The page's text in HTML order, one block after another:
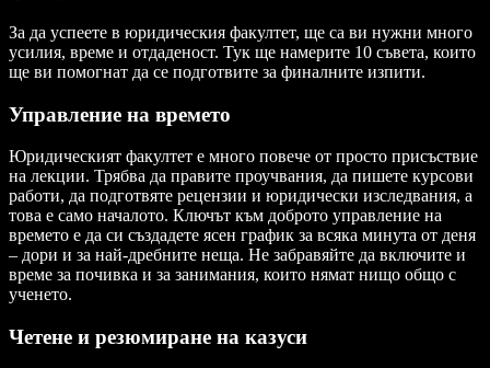
За да успеете в юридическия факултет, ще са ви нужни много
усилия, време и отдаденост. Тук ще намерите 10 съвета, които
ще ви помогнат да се подготвите за финалните изпити.
Управление на времето
Юридическият факултет е много повече от просто присъствие
на лекции. Трябва да правите проучвания, да пишете курсови
работи, да подготвяте рецензии и юридически изследвания, а
това е само началото. Ключът към доброто управление на
времето е да си създадете ясен график за всяка минута от деня
– дори и за най-дребните неща. Не забравяйте да включите и
време за почивка и за занимания, които нямат нищо общо с
ученето.
Четене и резюмиране на казуси